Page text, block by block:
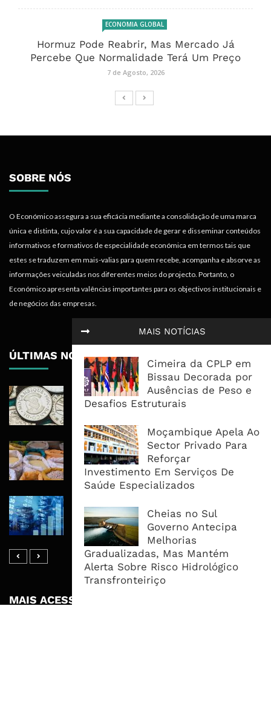
MAIS NOTÍCIAS
Cimeira da CPLP em
Bissau Decorada por
Ausências de Peso e
Desafios Estruturais
Moçambique Apela Ao
Sector Privado Para
Reforçar
Investimento Em Serviços De
Saúde Especializados
Cheias no Sul
Governo Antecipa
Melhorias
Gradualizadas, Mas Mantém
Alerta Sobre Risco Hidrológico
Transfronteiriço
ECONOMIA GLOBAL
Hormuz Pode Reabrir, Mas Mercado Já
Percebe Que Normalidade Terá Um Preço
7 de Agosto, 2026
SOBRE NÓS
O Económico assegura a sua eficácia mediante a consolidação de uma marca
única e distinta, cujo valor é a sua capacidade de gerar e disseminar conteúdos
informativos e formativos de especialidade económica em termos tais que
estes se traduzem em mais-valias para quem recebe, acompanha e absorve as
informações veiculadas nos diferentes meios do projecto. Portanto, o
Económico apresenta valências importantes para os objectivos institucionais e
de negócios das empresas.
ÚLTIMAS NOTÍCIAS
Economia Moçambicana Procura
Recuperar em 2026, Mas Crédito,
Commodities Agrícolas Entram Numa
Nova Fase de Risco Após Meses de
Oferta Confortável
PIB e Pressão Desloca-se Para o
Endividamento Interno
MAIS ACESSADOS